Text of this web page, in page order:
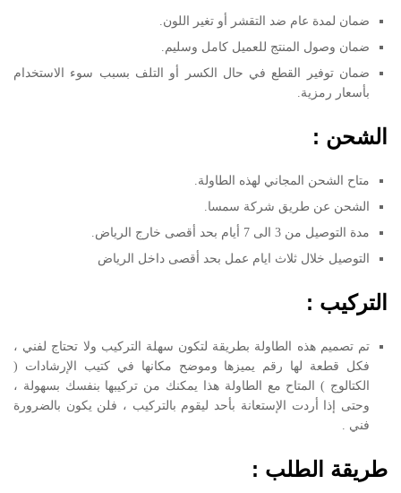
ضمان لمدة عام ضد التقشر أو تغير اللون.
ضمان وصول المنتج للعميل كامل وسليم.
ضمان توفير القطع في حال الكسر أو التلف بسبب سوء الاستخدام
بأسعار رمزية.
الشحن :
متاح الشحن المجاني لهذه الطاولة.
الشحن عن طريق شركة سمسا.
مدة التوصيل من 3 الى 7 أيام بحد أقصى خارج الرياض.
التوصيل خلال ثلاث ايام عمل بحد أقصى داخل الرياض
التركيب :
تم تصميم هذه الطاولة بطريقة لتكون سهلة التركيب ولا تحتاج لفني ،
فكل قطعة لها رقم يميزها وموضح مكانها في كتيب الإرشادات (
الكتالوج ) المتاح مع الطاولة هذا يمكنك من تركيبها بنفسك بسهولة ،
وحتى إذا أردت الإستعانة بأحد ليقوم بالتركيب ، فلن يكون بالضرورة
فني .
طريقة الطلب :